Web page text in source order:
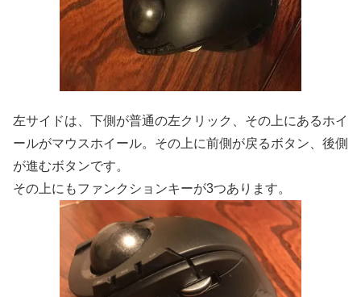
左サイドは、下側が普通の左クリック、その上にあるホイ
ールがマウスホイール。その上に前側が戻るボタン、後側
が進むボタンです。
その上にもファンクションキーが3つあります。